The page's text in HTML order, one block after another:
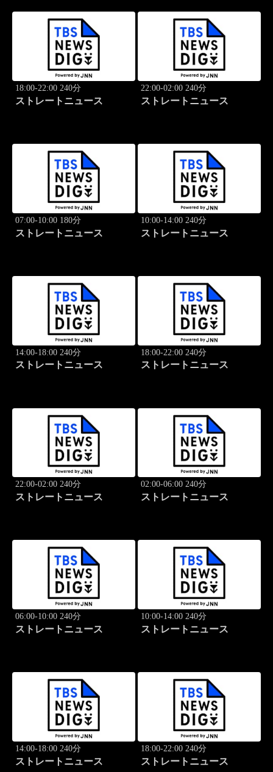
18:00-22:00 240分
ストレートニュース
22:00-02:00 240分
ストレートニュース
07:00-10:00 180分
ストレートニュース
10:00-14:00 240分
ストレートニュース
14:00-18:00 240分
ストレートニュース
18:00-22:00 240分
ストレートニュース
22:00-02:00 240分
ストレートニュース
02:00-06:00 240分
ストレートニュース
06:00-10:00 240分
ストレートニュース
10:00-14:00 240分
ストレートニュース
14:00-18:00 240分
ストレートニュース
18:00-22:00 240分
ストレートニュース